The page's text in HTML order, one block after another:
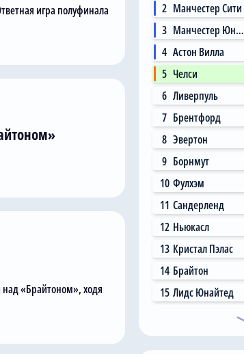
игра полуфинала
«Брайтоном», ходя
2 Манчестер Сити
3
Манчестер Юнайтед
4 Астон Вилла
5 Челси
6 Ливерпуль
7 Брентфорд
8 Эвертон
9 Борнмут
10 Фулхэм
11 Сандерленд
12 Ньюкасл
13 Кристал Пэлас
14 Брайтон
15 Лидс Юнайтед